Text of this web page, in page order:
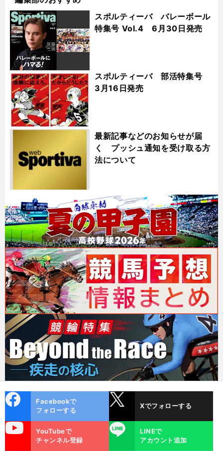
スポルティーバ バレーボール
特集号 Vol.4 6月30日発売
スポルティーバ 部活特集号
3月16日発売
最新記事などのお知らせが届
く プッシュ通知を受け取る方
法について
ok
Facebookで
フォローする
Xでフォローする
YouTubeで
チャンネル登録
LINE
LINEで
アカウント追加